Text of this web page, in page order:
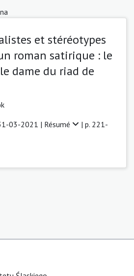
et stéréotypes
roman satirique : le
dame du riad de
03-2021 | Résumé
| p. 221-